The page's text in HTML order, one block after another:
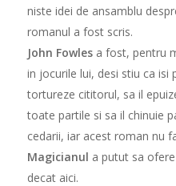
niste idei de ansamblu
romanul a fost scris.
John Fowlesa fost, pentru
in jocurile lui, desi stiu ca isi
tortureze cititorul, sa il
toate partile si sa il chinuie
cedarii, iar acest roman nu
Magicianul a putut sa
decat aici.